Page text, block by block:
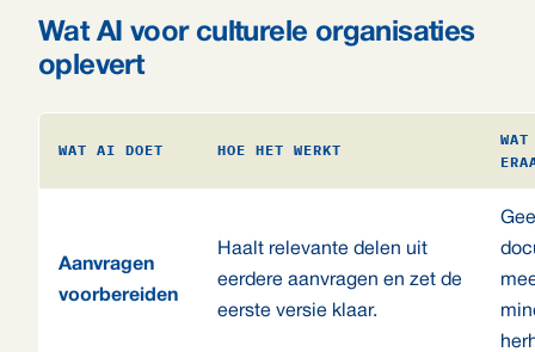
Wat AI voor culturele organisaties
oplevert
WAT AI DOET HOE HET WERKT
Aanvragen
voorbereiden
Haalt relevante delen uit
eerdere aanvragen en zet de
eerste versie klaar.